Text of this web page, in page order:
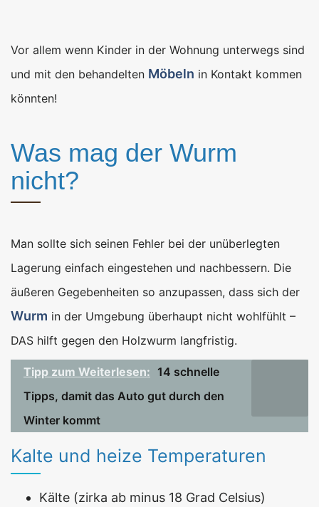
Vor allem wenn Kinder in der Wohnung unterwegs sind
und mit den behandelten Möbeln in Kontakt kommen
könnten!
Was mag der Wurm
nicht?
Man sollte sich seinen Fehler bei der unüberlegten
Lagerung einfach eingestehen und nachbessern. Die
äußeren Gegebenheiten so anzupassen, dass sich der
Wurm in der Umgebung überhaupt nicht wohlfühlt –
DAS hilft gegen den Holzwurm langfristig.
Tipp zum Weiterlesen: 14 schnelle
Tipps, damit das Auto gut durch den
Winter kommt
Kalte und heize Temperaturen
Kälte (zirka ab minus 18 Grad Celsius)